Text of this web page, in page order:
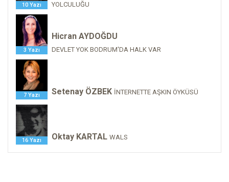
10 Yazı
YOLCULUĞU
3 Yazı
Hicran AYDOĞDU
DEVLET YOK BODRUM'DA HALK VAR
7 Yazı Setenay ÖZBEK İNTERNETTE AŞKIN ÖYKÜSÜ
16 Yazı Oktay KARTAL WALS